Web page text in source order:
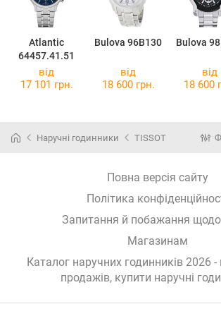
Atlantic
64457.41.51
Bulova 96B130 Bulova
від
17 101 грн.
від
18 600 грн.
від
18 600
Наручні годинники TISSOT
Повна версія сайту
Політика
Запитання й побажання
Магазинам
Каталог наручних годинників 2026 -
продажів, купити наручні